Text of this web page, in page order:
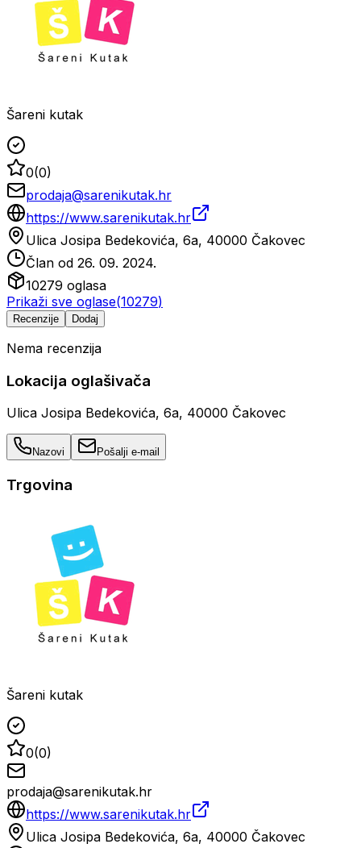
Šareni kutak
0(0)
prodaja@sarenikutak.hr
https://www.sarenikutak.hr
Ulica Josipa Bedekovića, 6a, 40000 Čakovec
Član od 26. 09. 2024.
10279 oglasa
Prikaži sve oglase(10279)
Recenzije Dodaj
Nema recenzija
Lokacija oglašivača
Ulica Josipa Bedekovića, 6a, 40000 Čakovec
Nazovi Pošalji e-mail
Trgovina
Šareni kutak
0(0)
prodaja@sarenikutak.hr
https://www.sarenikutak.hr
Ulica Josipa Bedekovića, 6a, 40000 Čakovec